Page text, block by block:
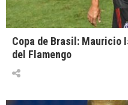
Copa de Brasil:
del Flamengo